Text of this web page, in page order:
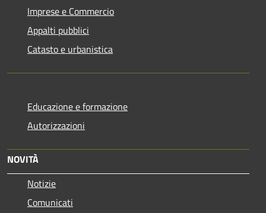
Imprese e Commercio
Appalti pubblici
Catasto e urbanistica
Educazione e formazione
Autorizzazioni
NOVITÀ
Notizie
Comunicati